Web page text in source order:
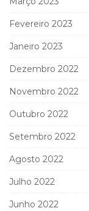
Fevereiro 2023
Janeiro 2023
Dezembro 2022
Novembro 2022
Outubro 2022
Setembro 2022
Agosto 2022
Julho 2022
Junho 2022